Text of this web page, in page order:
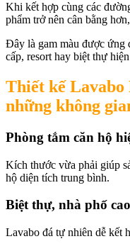
Khi kết hợp cùng các
phẩm trở nên cân bằng
Đây là gam màu được ứng
cấp, resort hay biệt thự
Thiết kế Lavabo
những không
Phòng tắm căn hộ
Kích thước vừa phải giúp
hộ diện tích trung bình.
Biệt thự, nhà phố
Lavabo đá tự nhiên dễ kết